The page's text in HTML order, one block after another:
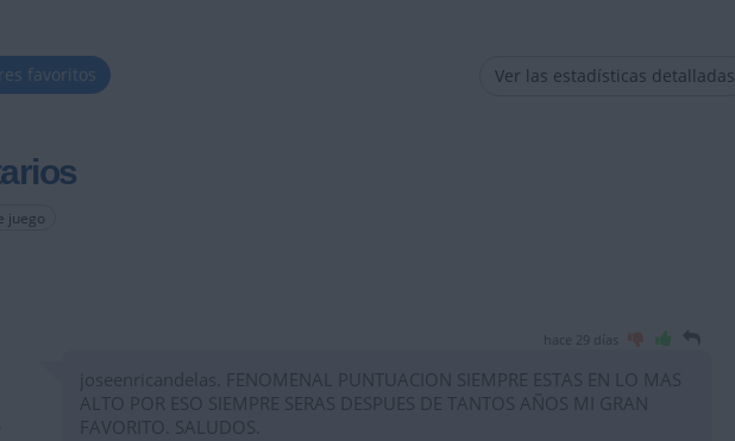
favoritos Ver las estadísticas detalladas
juego
hace 29 días
joseenricandelas. FENOMENAL PUNTUACION SIEMPRE ESTAS EN LO MAS
ALTO POR ESO SIEMPRE SERAS DESPUES DE TANTOS AÑOS MI GRAN
FAVORITO. SALUDOS.